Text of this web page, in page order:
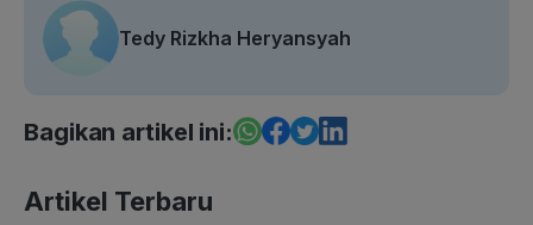
Tedy Rizkha Heryansyah
Bagikan artikel ini:
Artikel Terbaru